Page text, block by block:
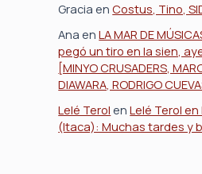
Gracia enCostus, Tino,
Ana enLA MAR DE
pegó un tiro en la sien,
[MINYO CRUSADERS,
DIAWARA, RODRIGO
Lelé Terol enLelé Terol
(Itaca): Muchas tardes y